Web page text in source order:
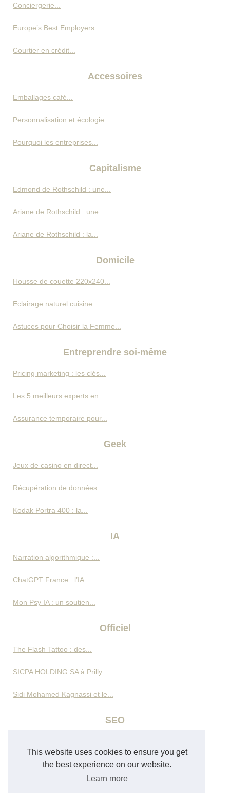
This website uses cookies to ensure you get
the best experience on our website.
Learn more
Conciergerie...
Europe’s Best Employers...
Courtier en crédit...
Accessoires
Emballages café...
Personnalisation et écologie...
Pourquoi les entreprises...
Capitalisme
Edmond de Rothschild : une...
Ariane de Rothschild : une...
Ariane de Rothschild : la...
Domicile
Housse de couette 220x240...
Eclairage naturel cuisine...
Astuces pour Choisir la Femme...
Entreprendre soi-même
Pricing marketing : les clés...
Les 5 meilleurs experts en...
Assurance temporaire pour...
Geek
Jeux de casino en direct...
Récupération de données :...
Kodak Portra 400 : la...
IA
Narration algorithmique :...
ChatGPT France : l’IA...
Mon Psy IA : un soutien...
Officiel
The Flash Tattoo : des...
SICPA HOLDING SA à Prilly :...
Sidi Mohamed Kagnassi et le...
SEO
Gestion d’avis clients pour...